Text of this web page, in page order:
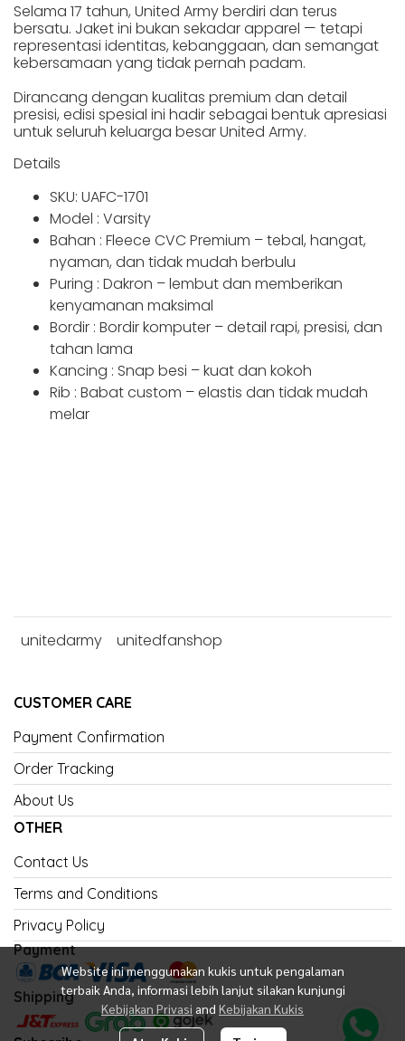
Selama 17 tahun, United Army berdiri dan terus
bersatu. Jaket ini bukan sekadar apparel — tetapi
representasi identitas, kebanggaan, dan semangat
kebersamaan yang tidak pernah padam.
Dirancang dengan kualitas premium dan detail
presisi, edisi spesial ini hadir sebagai bentuk apresiasi
untuk seluruh keluarga besar United Army.
Details
SKU: UAFC-1701
Model : Varsity
Bahan : Fleece CVC Premium – tebal, hangat,
nyaman, dan tidak mudah berbulu
Puring : Dakron – lembut dan memberikan
kenyamanan maksimal
Bordir : Bordir komputer – detail rapi, presisi, dan
tahan lama
Kancing : Snap besi – kuat dan kokoh
Rib : Babat custom – elastis dan tidak mudah
melar
unitedarmy unitedfanshop
Website ini menggunakan kukis untuk pengalaman
terbaik Anda, informasi lebih lanjut silakan kunjungi
Kebijakan Privasi and Kebijakan Kukis
CUSTOMER CARE
Payment Confirmation
Order Tracking
About Us
OTHER
Contact Us
Terms and Conditions
Privacy Policy
Payment
Shipping